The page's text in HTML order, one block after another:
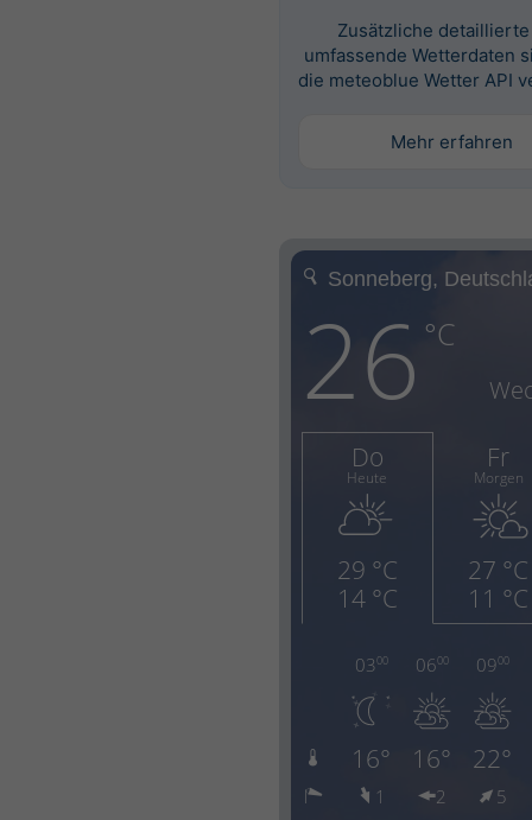
Zusätzliche
umfassende Wetterdaten
die meteoblue Wetter API
Mehr erfahren